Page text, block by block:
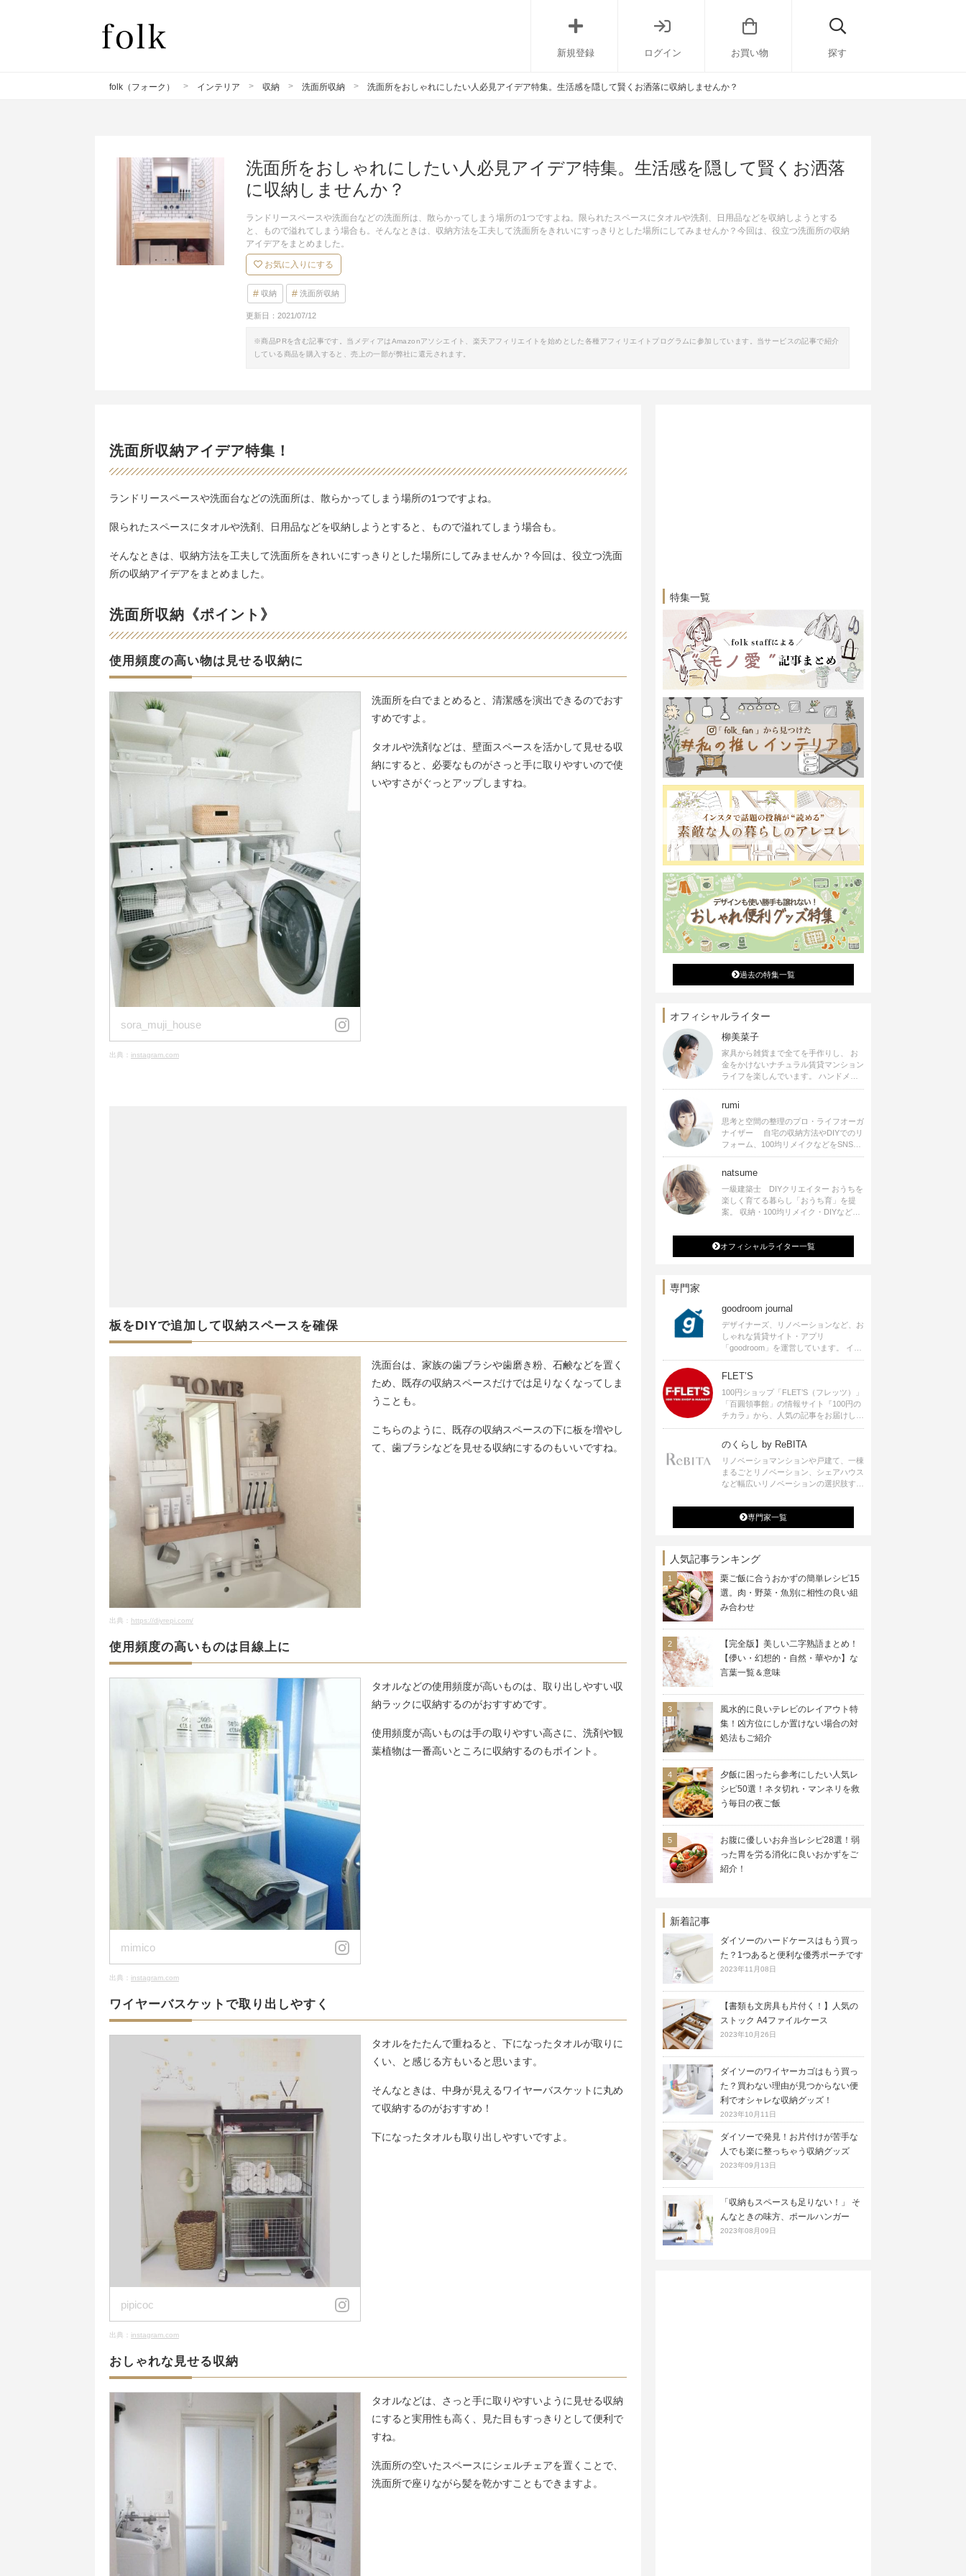
新規登録 ログイン お買い物 探す
folk（フォーク） インテリア 収納 洗面所収納 洗面所をおしゃれにしたい人必見アイデア特集。生活感を隠して賢くお洒落に収納しませんか？
洗面所をおしゃれにしたい人必見アイデア特集。生活感を隠して賢くお洒落
に収納しませんか？
ランドリースペースや洗面台などの洗面所は、散らかってしまう場所の1つですよね。限られたスペースにタオルや洗剤、日用品などを収納しようとする
と、もので溢れてしまう場合も。そんなときは、収納方法を工夫して洗面所をきれいにすっきりとした場所にしてみませんか？今回は、役立つ洗面所の収納
アイデアをまとめました。
お気に入りにする
収納 洗面所収納
更新日： 2021/07/12
※商品PRを含む記事です。当メディアはAmazonアソシエイト、楽天アフィリエイトを始めとした各種アフィリエイトプログラムに参加しています。当サービスの記事で紹介
している商品を購入すると、売上の一部が弊社に還元されます。
洗面所収納アイデア特集！
ランドリースペースや洗面台などの洗面所は、散らかってしまう場所の1つですよね。
限られたスペースにタオルや洗剤、日用品などを収納しようとすると、もので溢れてしまう場合も。
そんなときは、収納方法を工夫して洗面所をきれいにすっきりとした場所にしてみませんか？今回は、役立つ洗面
所の収納アイデアをまとめました。
洗面所収納《ポイント》
使用頻度の高い物は見せる収納に
sora_muji_house
出典： instagram.com
洗面所を白でまとめると、清潔感を演出できるのでおす
すめですよ。
タオルや洗剤などは、壁面スペースを活かして見せる収
納にすると、必要なものがさっと手に取りやすいので使
いやすさがぐっとアップしますね。
板をDIYで追加して収納スペースを確保
出典： https://diyrepi.com/
洗面台は、家族の歯ブラシや歯磨き粉、石鹸などを置く
ため、既存の収納スペースだけでは足りなくなってしま
うことも。
こちらのように、既存の収納スペースの下に板を増やし
て、歯ブラシなどを見せる収納にするのもいいですね。
使用頻度の高いものは目線上に
mimico
出典： instagram.com
タオルなどの使用頻度が高いものは、取り出しやすい収
納ラックに収納するのがおすすめです。
使用頻度が高いものは手の取りやすい高さに、洗剤や観
葉植物は一番高いところに収納するのもポイント。
ワイヤーバスケットで取り出しやすく
pipicoc
出典： instagram.com
タオルをたたんで重ねると、下になったタオルが取りに
くい、と感じる方もいると思います。
そんなときは、中身が見えるワイヤーバスケットに丸め
て収納するのがおすすめ！
下になったタオルも取り出しやすいですよ。
おしゃれな見せる収納
タオルなどは、さっと手に取りやすいように見せる収納
にすると実用性も高く、見た目もすっきりとして便利で
すね。
洗面所の空いたスペースにシェルチェアを置くことで、
洗面所で座りながら髪を乾かすこともできますよ。
特集一覧
過去の特集一覧
オフィシャルライター
柳美菜子
家具から雑貨まで全てを手作りし、 お
金をかけないナチュラル賃貸マンション
ライフを楽しんでいます。 ハンドメイ
ド雑貨やインテリアに関する著書も出
ます。
rumi
思考と空間の整理のプロ・ライフオーガ
ナイザー 自宅の収納方法やDIYでのリ
フォーム、100均リメイクなどをSNSで
公開中。 収納やリメイク、インテリア
シピ提供、店舗プロデュース 2016年９
月に宝島社より【Rumiのおうち時間を
楽しむインテリア】を出版しました。
natsume
一級建築士 DIYクリエイター おうちを
楽しく育てる暮らし「おうち育」を提
案。 収納・100均リメイク・DIYなどお
発信中。 著書 なつめさんちの新しい
のになつかしいアンティークな部屋つく
り 雑誌掲載・TV出演・コラム執筆・
オフィシャルライター一覧
専門家
goodroom journal
デザイナーズ、リノベーションなど、お
しゃれな賃貸サイト・アプリ
「goodroom」を運営しています。 イン
テリアや、ひとり暮らし、ふたり暮らし
のアイディアなど、賃貸でも自分らしい
暮らしを楽しむためのヒントをお届けし
ます。
FLET’S
100円ショップ「FLET’S（フレッツ）」
「百圓領事館」の情報サイト『100円の
チカラ』から、人気の記事をお届けしま
す。
のくらし by ReBITA
リノベーショマンションや戸建て、一棟
まるごとリノベーション、シェアハウス
など幅広いリノベーションの選択肢すべ
ジ・シェアスペースなど、「住む」だけ
ではなく「働く」「遊ぶ」「学ぶ」「旅
する」といった領域でも、暮らしや生き
専門家一覧
人気記事ランキング
栗ご飯に合うおかずの簡単レシピ15
選。肉・野菜・魚別に相性の良い組
み合わせ
【完全版】美しい二字熟語まとめ！
【儚い・幻想的・自然・華やか】な
言葉一覧＆意味
風水的に良いテレビのレイアウト特
集！凶方位にしか置けない場合の対
処法もご紹介
夕飯に困ったら参考にしたい人気レ
シピ50選！ネタ切れ・マンネリを救
う毎日の夜ご飯
お腹に優しいお弁当レシピ28選！弱
った胃を労る消化に良いおかずをご
紹介！
新着記事
ダイソーのハードケースはもう買っ
た？1つあると便利な優秀ポーチです
2023年11月08日
【書類も文房具も片付く！】人気の
ストック A4ファイルケース
2023年10月26日
ダイソーのワイヤーカゴはもう買っ
た？買わない理由が見つからない便
利でオシャレな収納グッズ！
2023年10月11日
ダイソーで発見！お片付けが苦手な
人でも楽に整っちゃう収納グッズ
2023年09月13日
「収納もスペースも足りない！」 そ
んなときの味方、ポールハンガー
2023年08月09日